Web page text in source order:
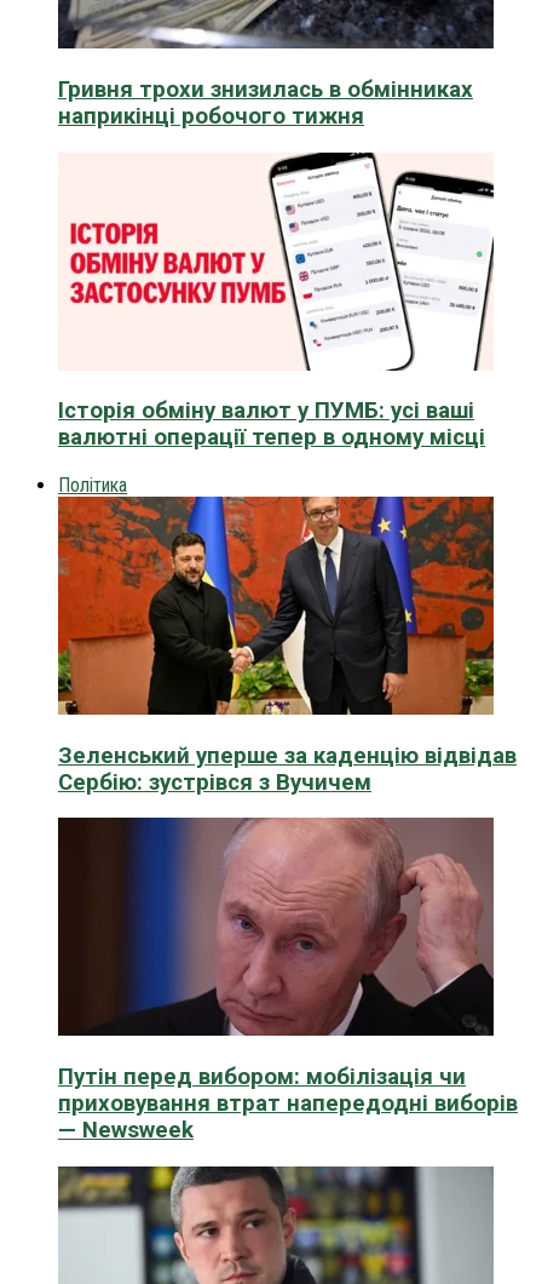
Гривня трохи знизилась в обмінниках
наприкінці робочого тижня
Історія обміну валют у ПУМБ: усі ваші
валютні операції тепер в одному місці
Політика
Зеленський уперше за каденцію відвідав
Сербію: зустрівся з Вучичем
Путін перед вибором: мобілізація чи
приховування втрат напередодні виборів
— Newsweek